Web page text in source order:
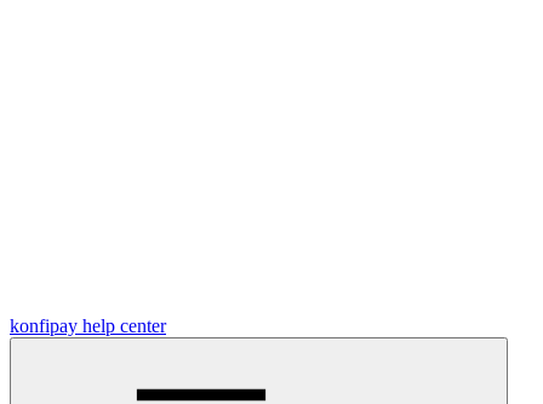
konfipay help center